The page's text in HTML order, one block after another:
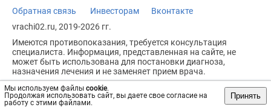
Мы используем файлы cookie.
Продолжая использовать сайт, вы даете свое согласие на
работу с этими файлами.
Принять
Обратная связь Инвесторам
Вконтакте
vrachi02.ru, 2019-2026 гг.
Имеются противопоказания, требуется консультация
специалиста. Информация, представленная на сайте, не
может быть использована для постановки диагноза,
назначения лечения и не заменяет прием врача.
Возрастное ограничение: 18+